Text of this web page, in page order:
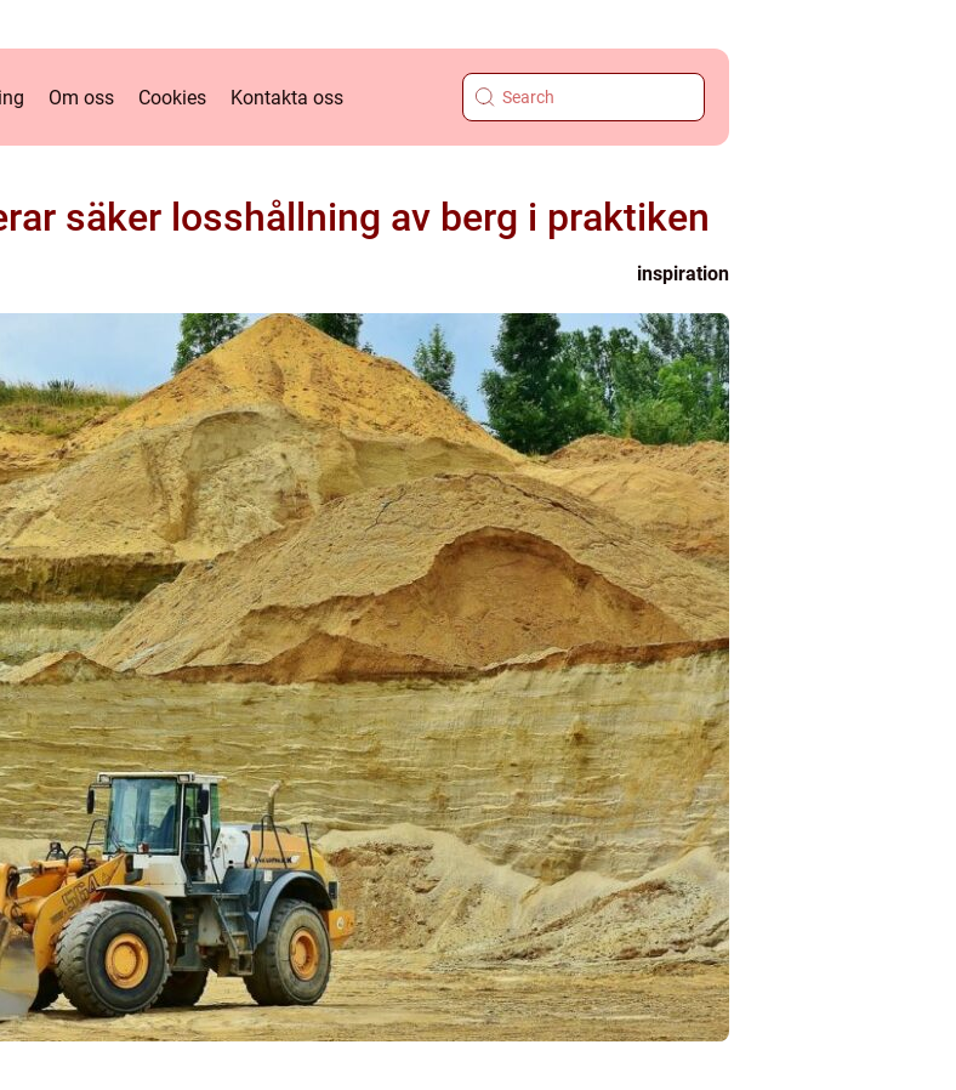
Om oss Cookies Kontakta oss
säker losshållning av berg i praktiken
inspiration